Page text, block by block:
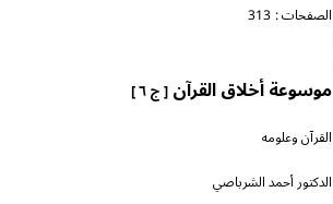
الصفحات : 313
موسوعة أخلاق القرآن[ ج ٦ ]
القرآن وعلومه
الدكتور أحمد الشرباصي